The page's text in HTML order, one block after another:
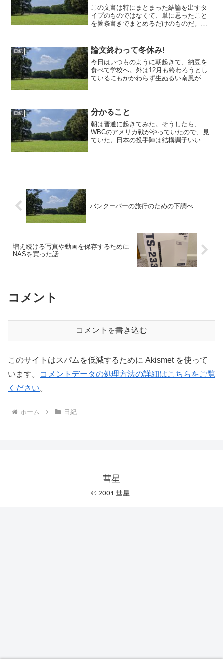
この文書は特にまとまった結論を出すタ
イプのものではなくて、単に思ったこと
を箇条書きでまとめるだけのものだ。つ
が裏金問題になったのはとても残念だっ
た。もちろん政治資金は...
日紀 論文終わって冬休み!
今日はいつものように朝起きて、納豆を
食べて学校へ。外は12月も終わろうとし
ているにもかかわらず生ぬるい南風が吹
手権みたいの...
日紀 分かること
朝は普通に起きてみた。そうしたら、
WBCのアメリカ戦がやっていたので、見
ていた。日本の投手陣は結構調子いい感
バンクーバーの旅行のための下調べ
増え続ける写真や動画を保存するために
NASを買った話
コメント
コメントを書き込む
このサイトはスパムを低減するために Akismet を使って
います。
コメントデータの処理方法の詳細はこちらをご覧
ください。
ホーム 日紀
彗星
© 2004 彗星.